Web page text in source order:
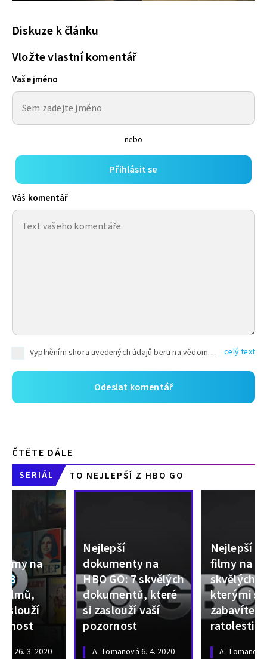
Diskuze k článku
Vložte vlastní komentář
Vaše jméno
nebo
Přihlásit se
Váš komentář
Vyplněním shora uvedených údajů beru na vědomí, že společnost TEXT FACTORY s.r.o., sídlem Brno, Durďákova 336/29, Černá Pole, PSČ: 613 00, IČ: 06157831, zapsané u Krajského soudu v Brně, oddíl C, vložka 100399, bude zpracovávat mé osobní údaje uvedené v rámci mnou vyplněného registračního formuláře na základě oprávněných zájmů TEXT FACTORY s.r.o. dle čl. 6 odst. 1 písm. f) GDPR a pro splnění právních povinností (čl. 6 odst. 1 písm. c) GDPR), a to pro tyto účely: nezbytnost zajistit oprávnění návštěvníka webových stránek provozovaných společností TEXT FACTORY s.r.o. přispívat aktivně ke zveřejněným článkům nebo v rámci diskusních fór a výkon práv TEXT FACTORY s.r.o. jako administrátora těchto diskusních fór. Více informací o zpracování osobních údajů a právech lze nalézt v celý text
ČTĚTE DÁLE
SERIÁL
TO NEJLEPŠÍ Z HBO GO
na
13
filmů,
26. 3. 2020
Nejlepší
dokumenty na
HBO GO: 7 skvělých
dokumentů, které
si zaslouží vaší
pozornost
A. Tomanová 6. 4. 2020
Nejlepší
filmy na
skvělých
kterými
zabavíte
ratolesti
A. Tomanová